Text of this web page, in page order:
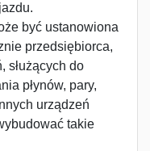
być ustanowiona
przedsiębiorca,
służących do
płynów, pary,
urządzeń
takie